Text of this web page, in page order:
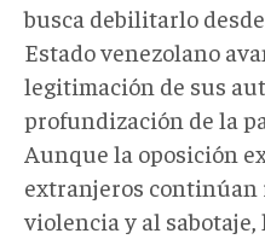
busca debilitarlo
Estado venezolano
legitimación de sus
profundización de la
Aunque la oposición
extranjeros continúan
violencia y al